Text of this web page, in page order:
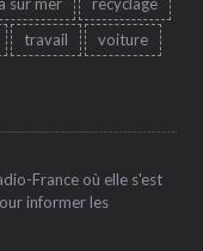
travail
voiture
France où elle s'est
informer les